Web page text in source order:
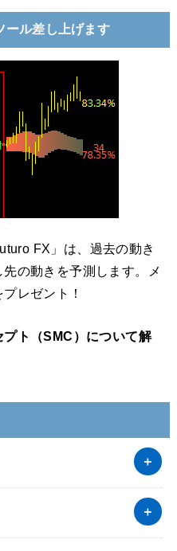
ール差し上げます
FX」は、過去の動き
の動きを予測します。メ
レゼント！
ト（SMC）について解